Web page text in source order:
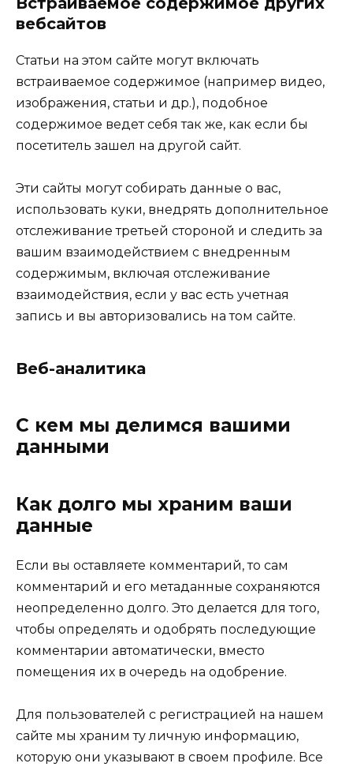
вебсайтов
Статьи на этом сайте могут включать
встраиваемое содержимое (например видео,
изображения, статьи и др.), подобное
содержимое ведет себя так же, как если бы
посетитель зашел на другой сайт.
Эти сайты могут собирать данные о вас,
использовать куки, внедрять дополнительное
отслеживание третьей стороной и следить за
вашим взаимодействием с внедренным
содержимым, включая отслеживание
взаимодействия, если у вас есть учетная
запись и вы авторизовались на том сайте.
Веб-аналитика
С кем мы делимся вашими
данными
Как долго мы храним ваши
данные
Если вы оставляете комментарий, то сам
комментарий и его метаданные сохраняются
неопределенно долго. Это делается для того,
чтобы определять и одобрять последующие
комментарии автоматически, вместо
помещения их в очередь на одобрение.
Для пользователей с регистрацией на нашем
сайте мы храним ту личную информацию,
которую они указывают в своем профиле. Все